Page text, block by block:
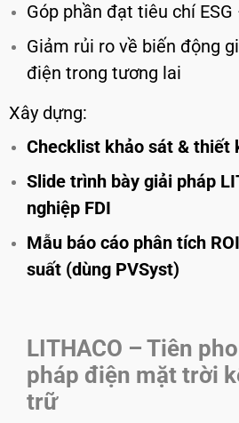
Góp phần đạt tiêu chí
Giảm rủi ro về biến động
điện trong tương lai
Xây dựng:
Checklist khảo sát & thiết
Slide trình bày giải pháp
nghiệp FDI
Mẫu báo cáo phân tích
suất (dùng PVSyst)
LITHACO – Tiên
pháp điện mặt trời
trữ